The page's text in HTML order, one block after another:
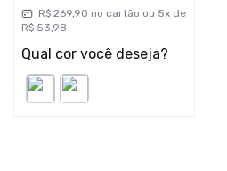
R$ 269,90 no cartão ou 5x de
R$ 53,98
Qual cor você deseja?